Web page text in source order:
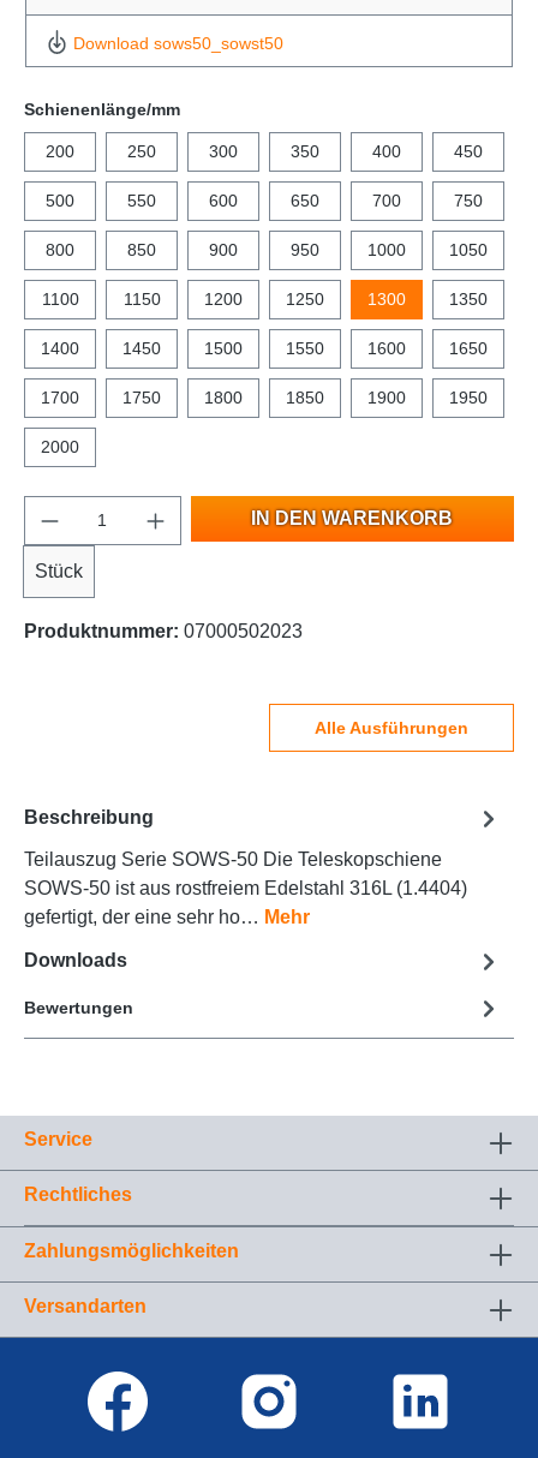
Download sows50_sowst50
Schienenlänge/mm
200 250 300 350 400 450
500 550 600 650 700 750
800 850 900 950 1000 1050
1100 1150 1200 1250 1300 1350
1400 1450 1500 1550 1600 1650
1700 1750 1800 1850 1900 1950
2000
Stück
IN DEN WARENKORB
Produktnummer: 07000502023
Alle Ausführungen
Beschreibung
Teilauszug Serie SOWS-50 Die Teleskopschiene
SOWS-50 ist aus rostfreiem Edelstahl 316L (1.4404)
gefertigt, der eine sehr ho… Mehr
Downloads
Bewertungen
Service
Rechtliches
Zahlungsmöglichkeiten
Versandarten